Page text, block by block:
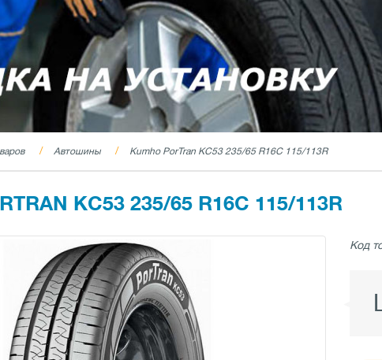
Автошины Kumho PorTran KC53 235/65 R16C 115/113R
KC53 235/65 R16C 115/113R
Код